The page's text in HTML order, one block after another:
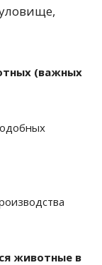
(важных
животные в